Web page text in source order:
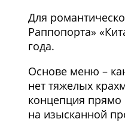
Для
Раппопорта»
года.
Основе меню –
нет тяжелых
концепция
на изысканной